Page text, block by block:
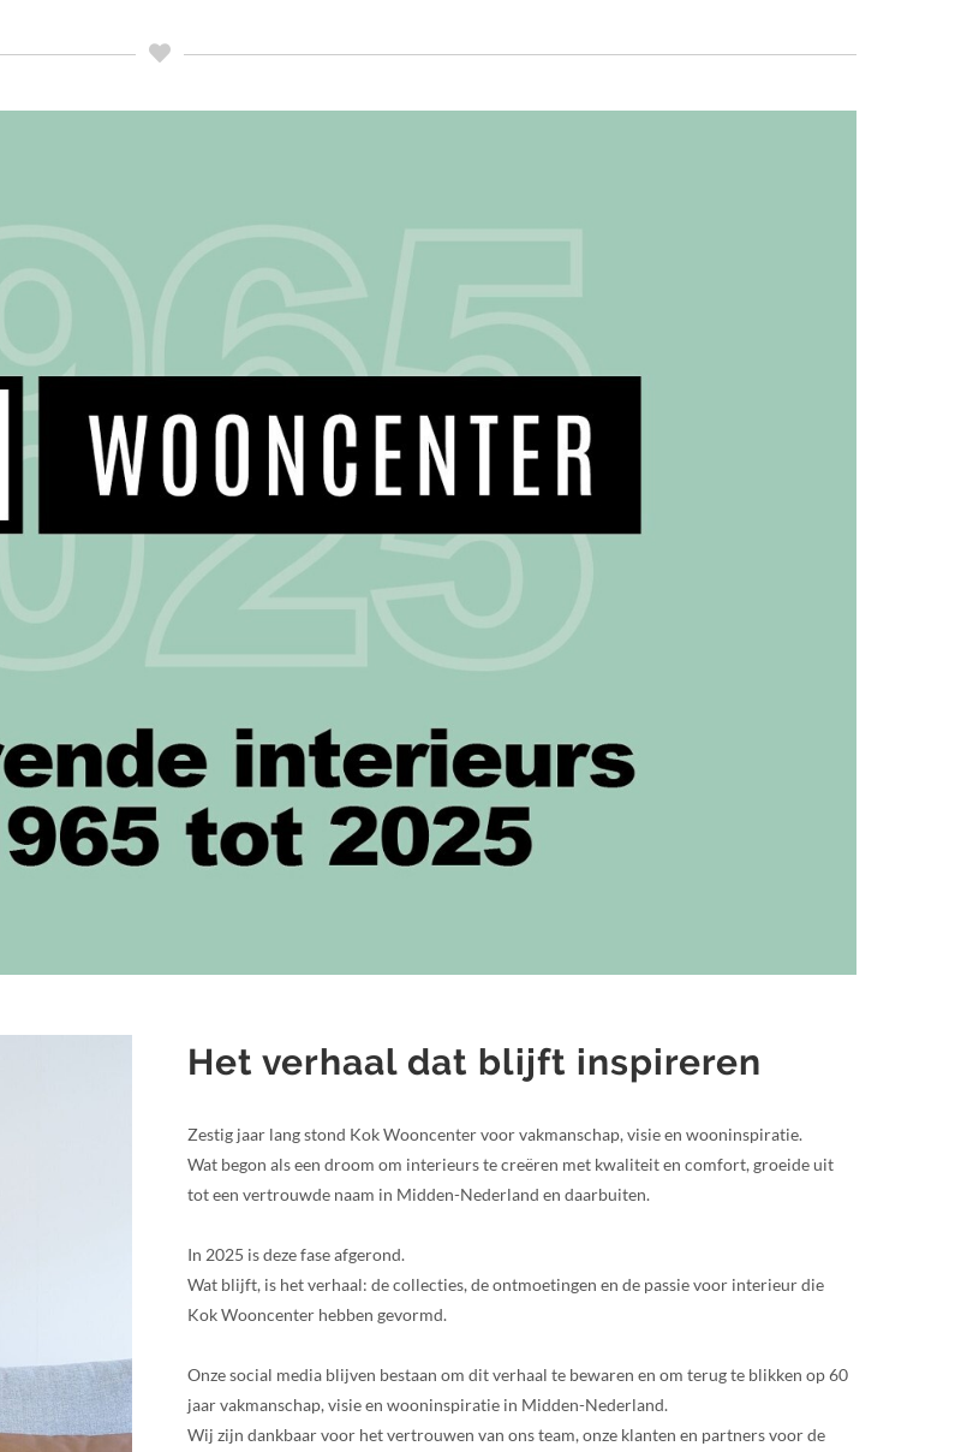
Het verhaal dat blijft inspireren
Zestig jaar lang stond Kok Wooncenter voor vakmanschap, visie en wooninspiratie.
Wat begon als een droom om interieurs te creëren met kwaliteit en comfort, groeide uit
tot een vertrouwde naam in Midden-Nederland en daarbuiten.
In 2025 is deze fase afgerond.
Wat blijft, is het verhaal: de collecties, de ontmoetingen en de passie voor interieur die
Kok Wooncenter hebben gevormd.
Onze social media blijven bestaan om dit verhaal te bewaren en om terug te blikken op 60
jaar vakmanschap, visie en wooninspiratie in Midden-Nederland.
Wij zijn dankbaar voor het vertrouwen van ons team, onze klanten en partners voor de